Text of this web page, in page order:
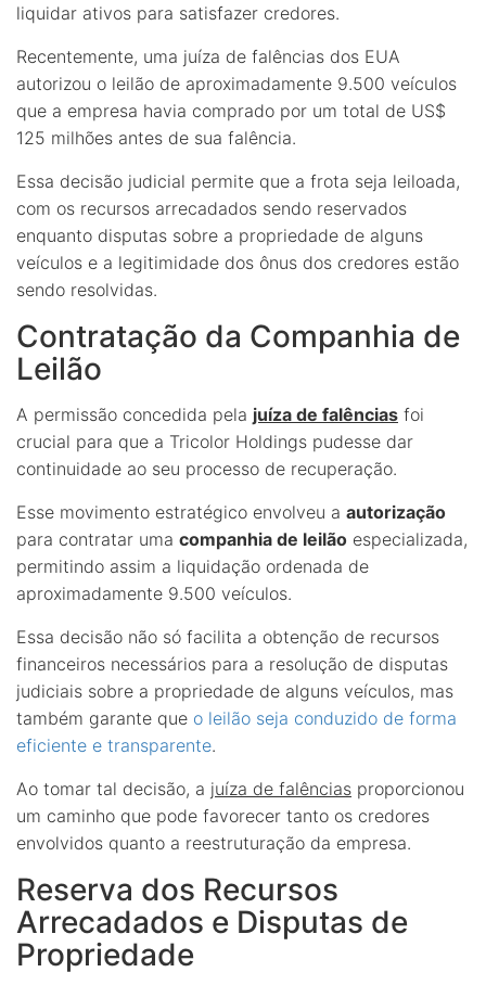
liquidar ativos para satisfazer credores.
Recentemente, uma juíza de falências dos EUA
autorizou o leilão de aproximadamente 9.500 veículos
que a empresa havia comprado por um total de US$
125 milhões antes de sua falência.
Essa decisão judicial permite que a frota seja leiloada,
com os recursos arrecadados sendo reservados
enquanto disputas sobre a propriedade de alguns
veículos e a legitimidade dos ônus dos credores estão
sendo resolvidas.
Contratação da Companhia de
Leilão
A permissão concedida pela juíza de falências foi
crucial para que a Tricolor Holdings pudesse dar
continuidade ao seu processo de recuperação.
Esse movimento estratégico envolveu a autorização
para contratar uma companhia de leilão especializada,
permitindo assim a liquidação ordenada de
aproximadamente 9.500 veículos.
Essa decisão não só facilita a obtenção de recursos
financeiros necessários para a resolução de disputas
judiciais sobre a propriedade de alguns veículos, mas
também garante que o leilão seja conduzido de forma
eficiente e transparente.
Ao tomar tal decisão, a juíza de falências proporcionou
um caminho que pode favorecer tanto os credores
envolvidos quanto a reestruturação da empresa.
Reserva dos Recursos
Arrecadados e Disputas de
Propriedade